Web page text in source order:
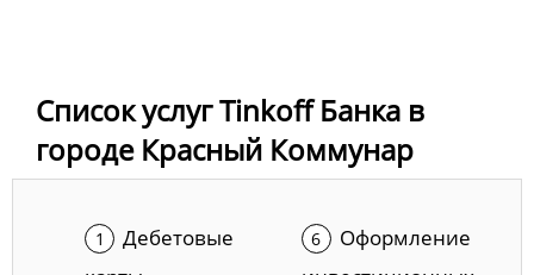
Список услуг Tinkoff Банка в
городе Красный Коммунар
Дебетовые
Оформление